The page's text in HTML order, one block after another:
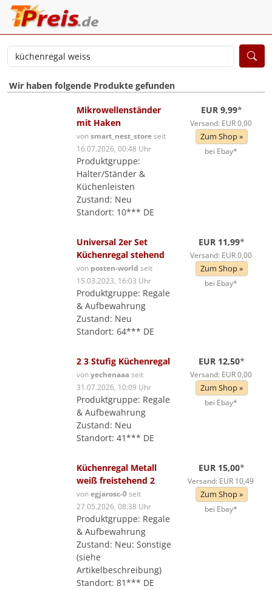
Wir haben folgende Produkte gefunden
Mikrowellenständer
mit Haken
vonsmart_nest_storeseit
16.07.2026, 00:48 Uhr
Produktgruppe:
Halter/Ständer &
Küchenleisten
Zustand: Neu
Standort: 10*** DE
EUR 9,99*
Versand: EUR 0,00
Zum Shop »
bei Ebay*
Universal 2er Set
Küchenregal stehend
von posten-world seit
15.03.2023, 16:03 Uhr
Produktgruppe: Regale
& Aufbewahrung
Zustand: Neu
Standort: 64*** DE
EUR 11,99*
Versand: EUR 0,00
Zum Shop »
bei Ebay*
2 3 Stufig Küchenregal
vonyechenaaaseit
31.07.2026, 10:09 Uhr
Produktgruppe: Regale
& Aufbewahrung
Zustand: Neu
Standort: 41*** DE
EUR 12,50*
Versand: EUR 0,00
Zum Shop »
bei Ebay*
Küchenregal Metall
weiß freistehend 2
vonegjarosc-0seit
27.05.2026, 08:38 Uhr
Produktgruppe: Regale
& Aufbewahrung
Zustand: Neu: Sonstige
(siehe
Artikelbeschreibung)
Standort: 81*** DE
EUR 15,00*
Versand: EUR 10,49
Zum Shop »
bei Ebay*